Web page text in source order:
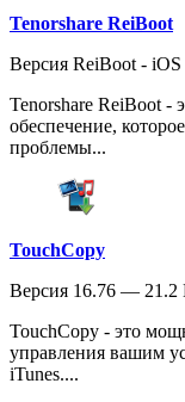
Tenorshare ReiBoot
Версия ReiBoot -
Tenorshare ReiBoot -
обеспечение,
проблемы...
TouchCopy
Версия 16.76 —
TouchCopy - это
управления вашим
iTunes....